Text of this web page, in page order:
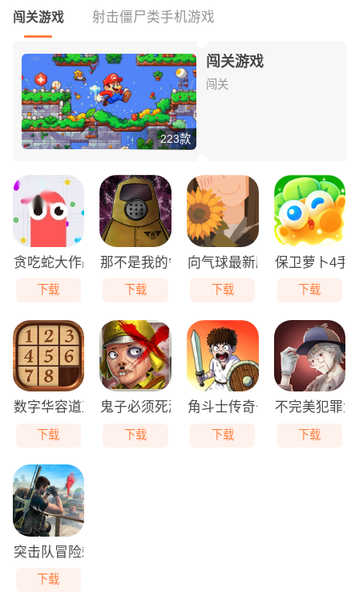
闯关游戏 射击僵尸类手机游戏
闯关游戏
闯关
223款
贪吃蛇大作战免费版
下载
那不是我的邻居游戏无广告版
下载
向气球最新版
下载
保卫萝卜4手
下载
数字华容道直装版
下载
鬼子必须死游戏最新版
下载
角斗士传奇去广告版
下载
不完美犯罪
下载
突击队冒险刺客最新免费版
下载